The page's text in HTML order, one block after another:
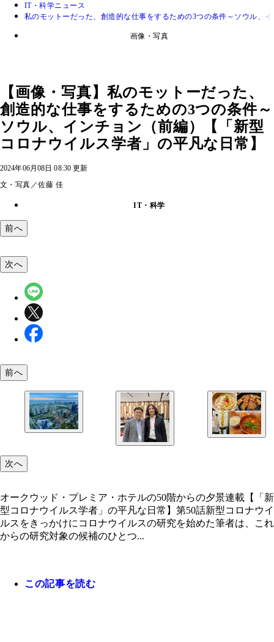
IT・科学ニュース
私のモットーだった、創造的な仕事をするための3つの条件～ソウル、
画像・写真
【画像・写真】私のモットーだった、
創造的な仕事をするための3つの条件～
ソウル、インチョン（前編）【「新型
コロナウイルス学者」の平凡な日常】
2024年06月08日 08:30 更新
文・写真／佐藤 佳
IT・科学
前へ
ナムと私。研究集会での発表を終えた後。この頃
いぶ打ち解けていた
クス（うどんみたいな料理）、カルビ、牛すじチ
れと、ナムに教えてもらった生マッコリ。微炭酸
ッコリは、飛行機に持ち込むと気圧の関係で爆発
で、お土産に買って帰ることができないのが残念
次へ
前へ
次へ
オークウッド・プレミア・ホテルの50階からの夕景連載【「新
型コロナウイルス学者」の平凡な日常】第50話新型コロナウイ
ルスをきっかけにコロナウイルスの研究を始めた筆者は、これ
からの研究対象の候補のひとつ...
この記事を読む